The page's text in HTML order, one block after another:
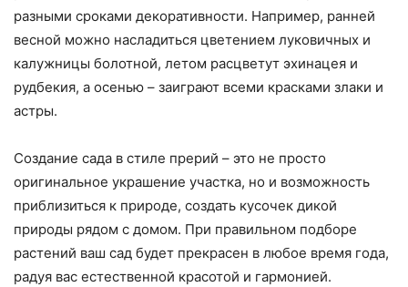
разными сроками декоративности. Например, ранней
весной можно насладиться цветением луковичных и
калужницы болотной, летом расцветут эхинацея и
рудбекия, а осенью – заиграют всеми красками злаки и
астры.
Создание сада в стиле прерий – это не просто
оригинальное украшение участка, но и возможность
приблизиться к природе, создать кусочек дикой
природы рядом с домом. При правильном подборе
растений ваш сад будет прекрасен в любое время года,
радуя вас естественной красотой и гармонией.